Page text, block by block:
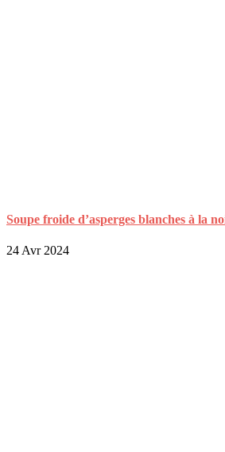
Soupe froide d’asperges blanches à la
24 Avr 2024